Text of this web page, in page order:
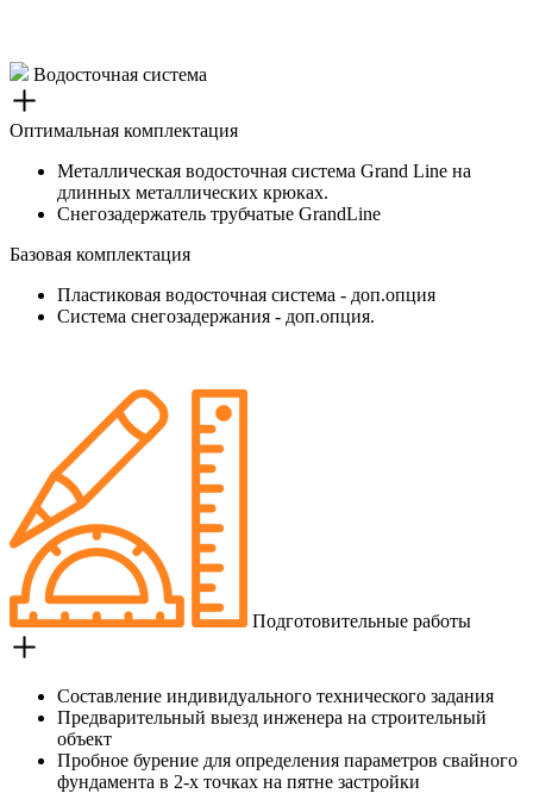
Водосточная система
Оптимальная комплектация
Металлическая водосточная система Grand Line на
длинных металлических крюках.
Снегозадержатель трубчатые GrandLine
Базовая комплектация
Пластиковая водосточная система - доп.опция
Система снегозадержания - доп.опция.
Подготовительные работы
Составление индивидуального технического задания
Предварительный выезд инженера на строительный
объект
Пробное бурение для определения параметров свайного
фундамента в 2-х точках на пятне застройки